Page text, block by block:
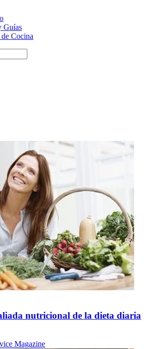
Guías
de Cocina
nutricional de la dieta diaria
Magazine